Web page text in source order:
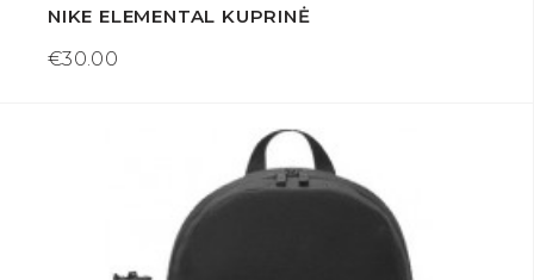
NIKE ELEMENTAL KUPRINĖ
€30.00